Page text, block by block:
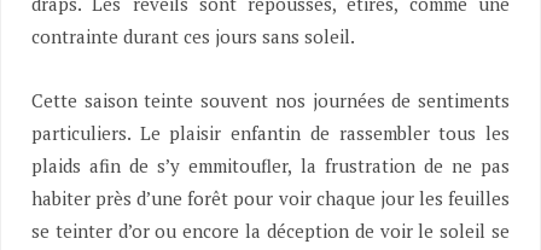
contrainte durant ces jours sans soleil.
Cette saison teinte souvent nos journées de sentiments
particuliers. Le plaisir enfantin de rassembler tous les
plaids afin de s’y emmitoufler, la frustration de ne pas
habiter près d’une forêt pour voir chaque jour les feuilles
se teinter d’or ou encore la déception de voir le soleil se